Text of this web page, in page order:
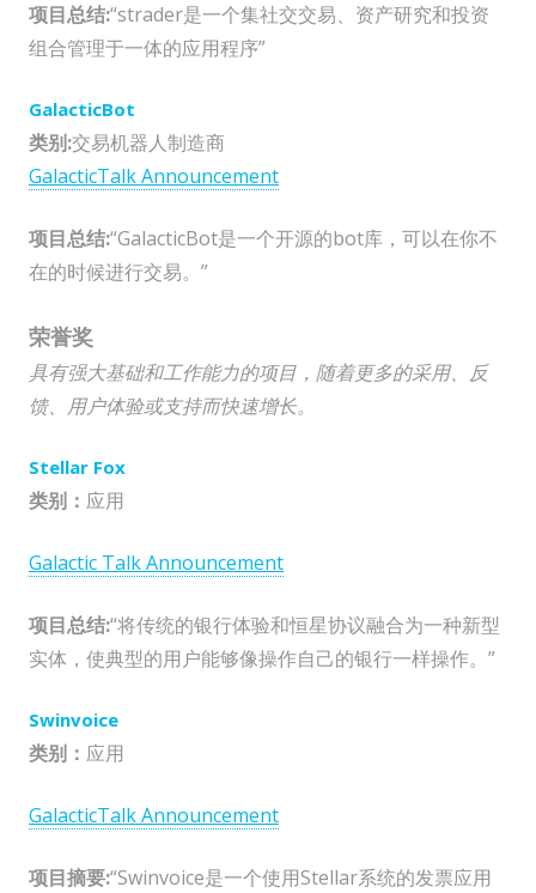
项目总结:“strader是一个集社交交易、资产研究和投资
组合管理于一体的应用程序”
GalacticBot
类别:交易机器人制造商
GalacticTalk Announcement
项目总结:“GalacticBot是一个开源的bot库，可以在你不
在的时候进行交易。”
荣誉奖
具有强大基础和工作能力的项目，随着更多的采用、反
馈、用户体验或支持而快速增长。
Stellar Fox
类别： 应用
Galactic Talk Announcement
项目总结:“将传统的银行体验和恒星协议融合为一种新型
实体，使典型的用户能够像操作自己的银行一样操作。”
Swinvoice
类别： 应用
GalacticTalk Announcement
项目摘要:“Swinvoice是一个使用Stellar系统的发票应用